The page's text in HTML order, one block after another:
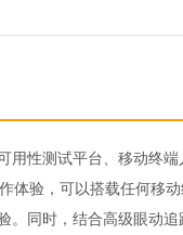
用性测试平台、移动终
验，可以搭载任何移动
。同时，结合高级眼动